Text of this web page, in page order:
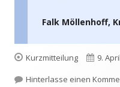
Falk Möllenhoff,
Format
Kurzmitteilung
am
9.
Hinterlasse einen